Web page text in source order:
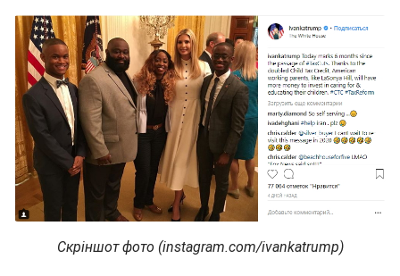
Скріншот фото (instagram.com/ivankatrump)